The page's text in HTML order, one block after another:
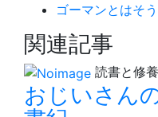
ゴーマンとはそ
関連記事
読書と修養
おじいさん